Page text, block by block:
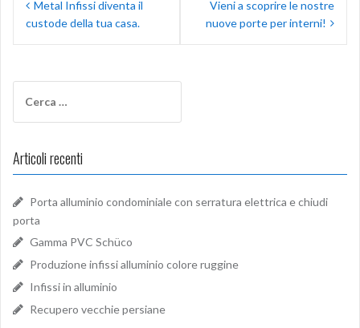
articoli
Metal Infissi diventa il
custode della tua casa.
Vieni a scoprire le nostre
nuove porte per interni!
per:
Articoli recenti
Porta alluminio condominiale con serratura elettrica e chiudi
porta
Gamma PVC Schüco
Produzione infissi alluminio colore ruggine
Infissi in alluminio
Recupero vecchie persiane